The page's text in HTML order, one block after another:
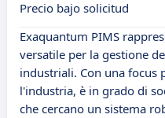
Precio bajo solicitud
Exaquantum PIMS
versatile per la gestione
industriali. Con una focus
l'industria, è in grado di
che cercano un sistema